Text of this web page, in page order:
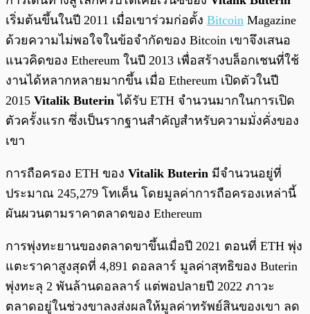
เริ่มต้นขึ้นในปี 2011 เมื่อเขาร่วมก่อตั้ง Bitcoin Magazine
ด้วยความไม่พอใจในข้อจำกัดของ Bitcoin เขาจึงเสนอ
แนวคิดของ Ethereum ในปี 2013 เพื่อสร้างบล็อกเชนที่ใช้
งานได้หลากหลายมากขึ้น เมื่อ Ethereum เปิดตัวในปี
2015 Vitalik Buterinได้รับ ETH จำนวนมากในการเปิด
ตัวครั้งแรก ซึ่งเป็นรากฐานสำคัญสำหรับความมั่งคั่งของ
เขา
การถือครอง ETH ของ Vitalik Buterin มีจำนวนอยู่ที่
ประมาณ 245,279 โทเค็น โดยมูลค่าการถือครองเหล่านี้
ผันผวนตามราคาตลาดของ Ethereum
การพุ่งทะยานของตลาดขาขึ้นเมื่อปี 2021 ตอนที่ ETH พุ่ง
แตะราคาสูงสุดที่ 4,891 ดอลลาร์ มูลค่าสุทธิของ Buterin
พุ่งทะลุ 2 พันล้านดอลลาร์ แต่พอปลายปี 2022 ภาวะ
ตลาดอยู่ในช่วงขาลงส่งผลให้มูลค่าทรัพย์สินของเขา ลด